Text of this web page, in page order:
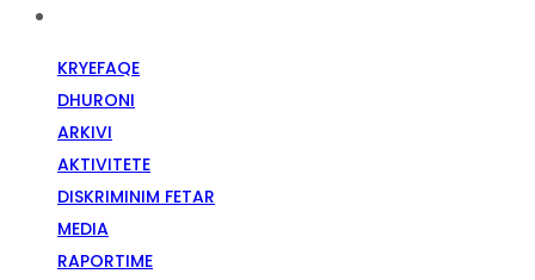
KRYEFAQE
DHURONI
ARKIVI
AKTIVITETE
DISKRIMINIM FETAR
MEDIA
RAPORTIME